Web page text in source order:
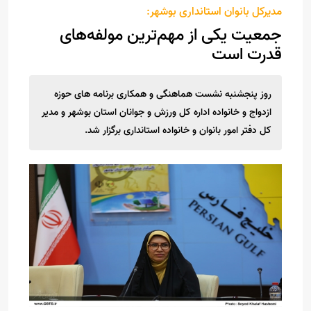
مدیرکل بانوان استانداری بوشهر:
جمعیت یکی از مهم‌ترین مولفه‌های
قدرت است
روز پنجشنبه نشست هماهنگی و همکاری برنامه های حوزه
ازدواج و خانواده اداره کل ورزش و جوانان استان بوشهر و مدیر
کل دفتر امور بانوان و خانواده استانداری برگزار شد.